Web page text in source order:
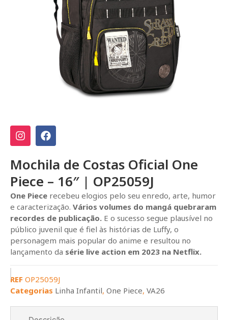
Mochila de Costas Oficial One
Piece – 16″ | OP25059J
One Piece recebeu elogios pelo seu enredo, arte, humor
e caracterização. Vários volumes do mangá quebraram
recordes de publicação. E o sucesso segue plausível no
público juvenil que é fiel às histórias de Luffy, o
personagem mais popular do anime e resultou no
lançamento da série live action em 2023 na Netflix.
REF OP25059J
Categorias Linha Infantil, One Piece, VA26